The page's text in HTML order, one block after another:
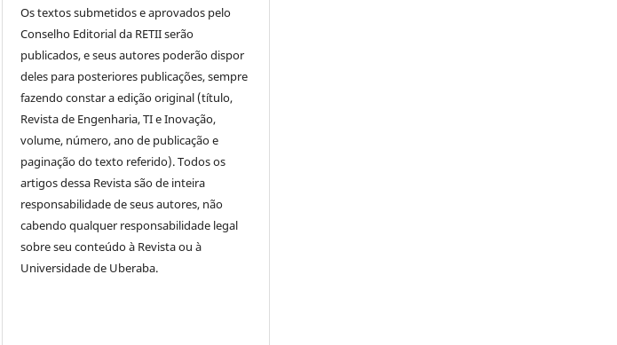
Os textos submetidos e aprovados pelo
Conselho Editorial da RETII serão
publicados, e seus autores poderão dispor
deles para posteriores publicações, sempre
fazendo constar a edição original (título,
Revista de Engenharia, TI e Inovação,
volume, número, ano de publicação e
paginação do texto referido). Todos os
artigos dessa Revista são de inteira
responsabilidade de seus autores, não
cabendo qualquer responsabilidade legal
sobre seu conteúdo à Revista ou à
Universidade de Uberaba.